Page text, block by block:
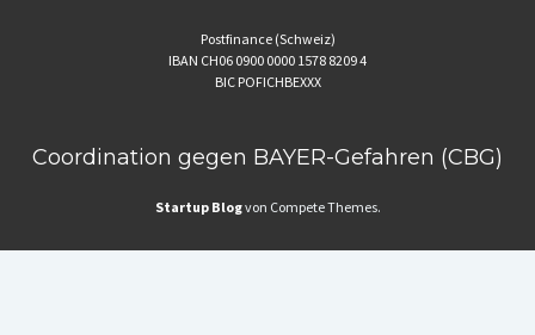
Postfinance (Schweiz)
IBAN CH06 0900 0000 1578 8209 4
BIC POFICHBEXXX
Coordination gegen BAYER-Gefahren (CBG)
Startup Blogvon Compete Themes.